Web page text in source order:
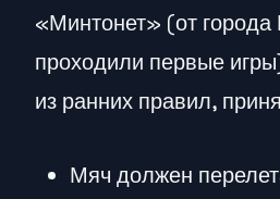
«Минтонет» (от города
проходили первые
из ранних правил,
Мяч должен